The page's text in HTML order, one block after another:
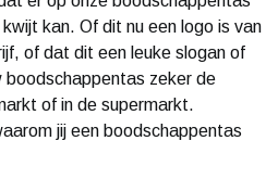
kan. Of dit nu een logo is van
of dat dit een leuke slogan of
boodschappentas zeker de
of in de supermarkt.
jij een boodschappentas